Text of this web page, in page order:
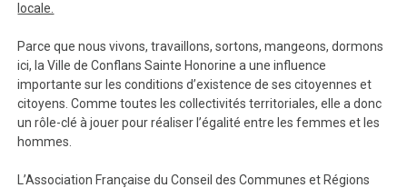
locale.
Parce que nous vivons, travaillons, sortons, mangeons, dormons
ici, la Ville de Conflans Sainte Honorine a une influence
importante sur les conditions d’existence de ses citoyennes et
citoyens. Comme toutes les collectivités territoriales, elle a donc
un rôle-clé à jouer pour réaliser l’égalité entre les femmes et les
hommes.
L’Association Française du Conseil des Communes et Régions